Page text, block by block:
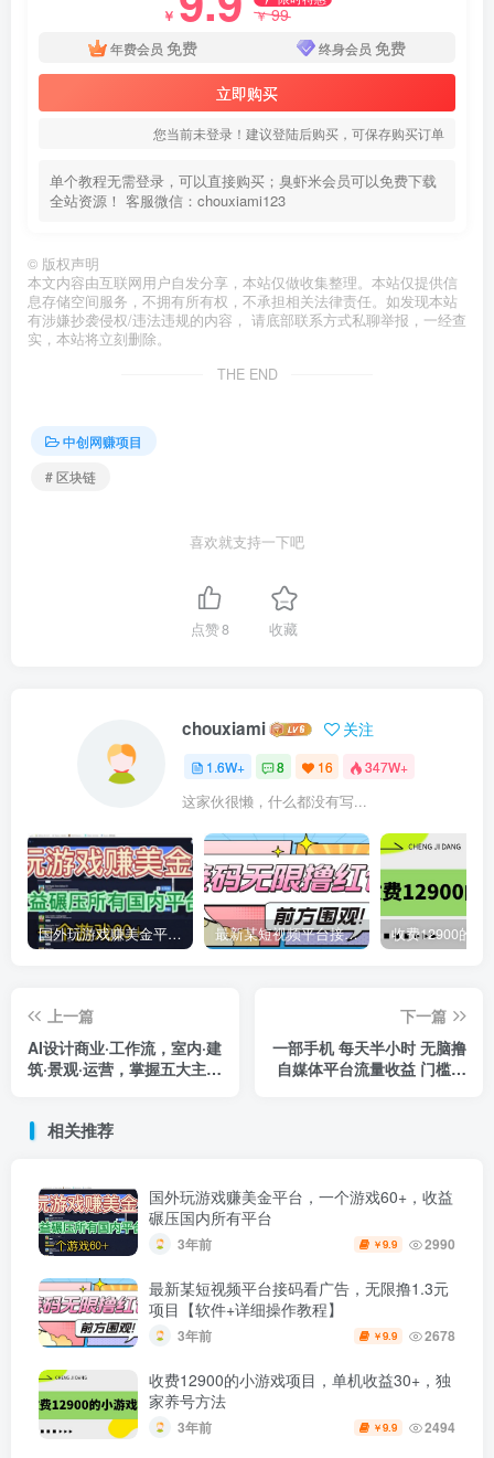
￥ ￥99
年费会员 免费 终身会员 免费
立即购买
您当前未登录！建议登陆后购买，可保存购买订单
单个教程无需登录，可以直接购买；臭虾米会员可以免费下载
全站资源！ 客服微信：chouxiami123
© 版权声明
本文内容由互联网用户自发分享，本站仅做收集整理。本站仅提供信
息存储空间服务，不拥有所有权，不承担相关法律责任。如发现本站
有涉嫌抄袭侵权/违法违规的内容， 请底部联系方式私聊举报，一经查
实，本站将立刻删除。
THE END
中创网赚项目
# 区块链
喜欢就支持一下吧
点赞8 收藏
chouxiami 关注
1.6W+ 8 16 347W+
这家伙很懒，什么都没有写...
国外玩游戏赚美金平台，一个游戏60+，收益碾压国内所有平台 最新某短视频平台接码看广告，无限撸1.3元项目【软件+详细操作教程】
上一篇
AI设计商业·工作流，室内·建
筑·景观·运营，掌握五大主流
下一篇
一部手机 每天半小时 无脑撸
自媒体平台流量收益 门槛最
相关推荐
国外玩游戏赚美金平台，一个游戏60+，收益
碾压国内所有平台
3年前 ￥9.9 2990
最新某短视频平台接码看广告，无限撸1.3元
项目【软件+详细操作教程】
3年前 ￥9.9 2678
收费12900的小游戏项目，单机收益30+，独
家养号方法
3年前 ￥9.9 2494